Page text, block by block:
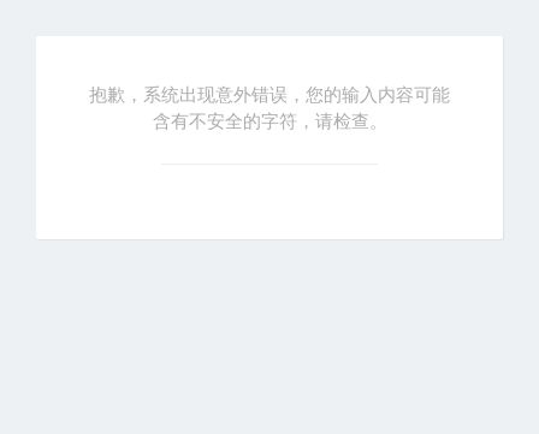
抱歉，系统出现意外错误，您的输入内容可能
含有不安全的字符，请检查。